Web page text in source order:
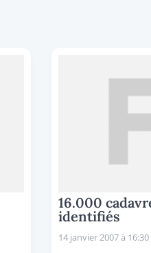
16.000
identifiés
14 janvier 2007 à 16:30